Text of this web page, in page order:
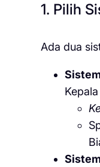
1. Pilih
Ada dua